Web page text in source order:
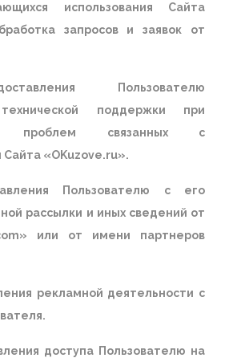
использования Сайта
запросов и заявок от
Пользователю
поддержки при
проблем связанных с
Сайта «OKuzove.ru».
Пользователю с его
рассылки и иных сведений от
или от имени партнеров
рекламной деятельности с
доступа Пользователю на